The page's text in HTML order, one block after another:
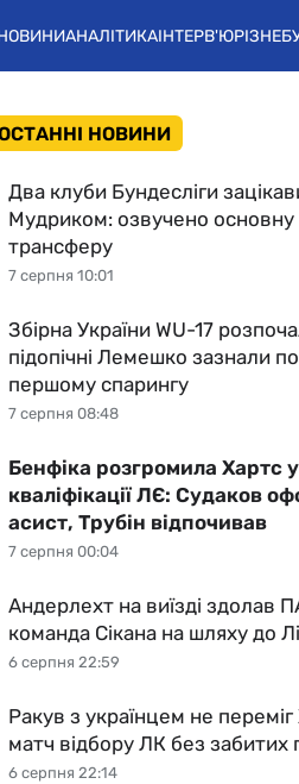
АНАЛІТИКАІНТЕРВ'ЮРІЗНЕ
НОВИНИ
7 серпня 10:01
Два клуби Бундесліги
Мудриком: озвучено
трансферу
7 серпня 08:48
Збірна України WU-17
підопічні Лемешко зазнали
першому спарингу
7 серпня 00:04
Бенфіка розгромила Хартс у
кваліфікації ЛЄ: Судаков
асист, Трубін відпочивав
6 серпня 22:59
Андерлехт на виїзді здолав
команда Сікана на шляху до
6 серпня 22:14
Ракув з українцем не
матч відбору ЛК без забитих